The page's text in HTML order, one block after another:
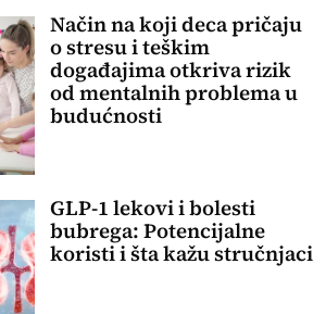
Način na koji deca pričaju
o stresu i teškim
događajima otkriva rizik
od mentalnih problema u
budućnosti
GLP-1 lekovi i bolesti
bubrega: Potencijalne
koristi i šta kažu stručnjaci